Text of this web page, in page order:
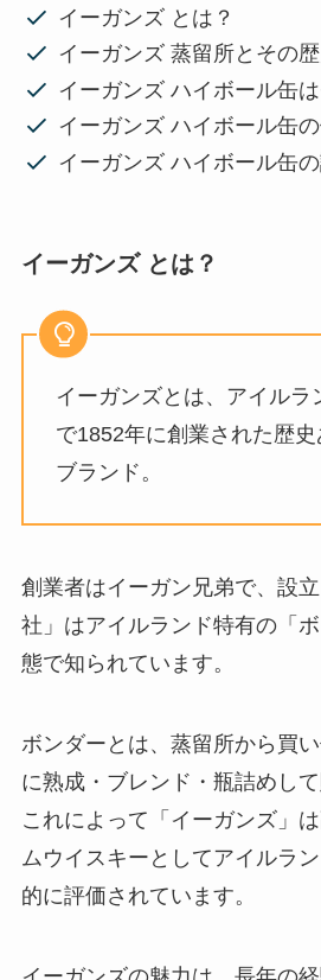
イーガンズ とは？
イーガンズ 蒸留所とその歴
イーガンズ ハイボール缶
イーガンズ ハイボール缶
イーガンズ ハイボール缶
イーガンズ とは？
イーガンズとは、アイルラ
で1852年に創業された歴
ブランド。
創業者はイーガン兄弟で、設
社」はアイルランド特有の「
態で知られています。
ボンダーとは、蒸留所から買
に熟成・ブレンド・瓶詰めして
これによって「イーガンズ」
ムウイスキーとしてアイルラ
的に評価されています。